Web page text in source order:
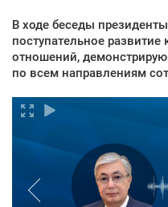
В ходе беседы
поступательное развитие
отношений,
по всем направлениям